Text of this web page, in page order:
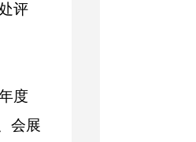
评
度
会展